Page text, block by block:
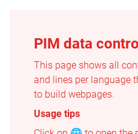
PIM data
This page shows all
and lines per language
to build webpages.
Usage tips